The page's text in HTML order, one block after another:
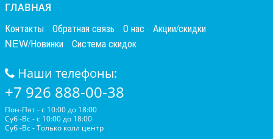
ГЛАВНАЯ
Контакты Обратная связь О нас
Акции/скидки
NEW/Новинки
Система скидок
Наши телефоны:
+7 926 888-00-38
Пон-Пят - с 10:00 до 18:00
Суб -Вс - с 10:00 до 18:00
Суб -Вс - Только колл центр